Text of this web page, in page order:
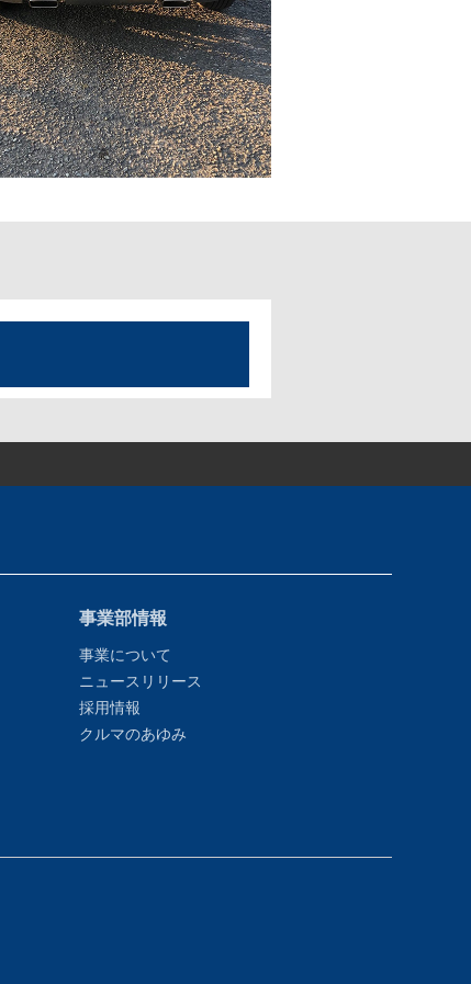
事業部情報
事業について
ニュースリリース
採用情報
クルマのあゆみ